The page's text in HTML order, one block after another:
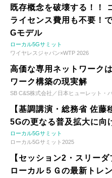
既存概念を破壊する！！
ライセンス費用も不要！
Gモデル
ローカル5Gサミット
ワイヤレスジャパン×WTP 2026
高価な専用ネットワーク
ワーク構築の現実解
SB C&S株式会社／日本ヒューレット・
【基調講演・総務省 佐
5Gの更なる普及拡大に向
ローカル5Gサミット
ローカル5Gサミット2025
【セッション2・スリー
ローカル５Ｇの最新トレ